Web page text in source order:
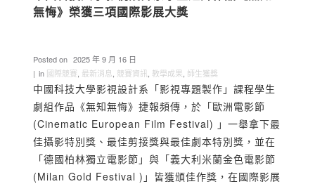
無悔》榮獲三項國際影展大獎
Posted on 2025 年 9 月 16 日
in 國際競賽 最新消息 競賽資訊 教學成果 師生獲獎
中國科技大學影視設計系「影視專題製作」課程學生
劇組作品《無知無悔》捷報頻傳，於「歐洲電影節
(Cinematic European Film Festival) 」一舉拿下最
佳攝影特別獎、最佳剪接獎與最佳劇本特別獎，並在
「德國柏林獨立電影節」與「義大利米蘭金色電影節
(Milan Gold Festival ) 」皆獲頒佳作獎，在國際影展